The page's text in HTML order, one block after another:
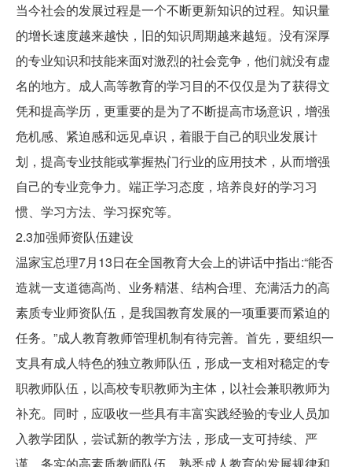
当今社会的发展过程是一个不断更新知识的过程。知识量
的增长速度越来越快，旧的知识周期越来越短。没有深厚
的专业知识和技能来面对激烈的社会竞争，他们就没有虚
名的地方。成人高等教育的学习目的不仅仅是为了获得文
凭和提高学历，更重要的是为了不断提高市场意识，增强
危机感、紧迫感和远见卓识，着眼于自己的职业发展计
划，提高专业技能或掌握热门行业的应用技术，从而增强
自己的专业竞争力。端正学习态度，培养良好的学习习
惯、学习方法、学习探究等。
2.3加强师资队伍建设
温家宝总理7月13日在全国教育大会上的讲话中指出:“能否
造就一支道德高尚、业务精湛、结构合理、充满活力的高
素质专业师资队伍，是我国教育发展的一项重要而紧迫的
任务。”成人教育教师管理机制有待完善。首先，要组织一
支具有成人特色的独立教师队伍，形成一支相对稳定的专
职教师队伍，以高校专职教师为主体，以社会兼职教师为
补充。同时，应吸收一些具有丰富实践经验的专业人员加
入教学团队，尝试新的教学方法，形成一支可持续、严